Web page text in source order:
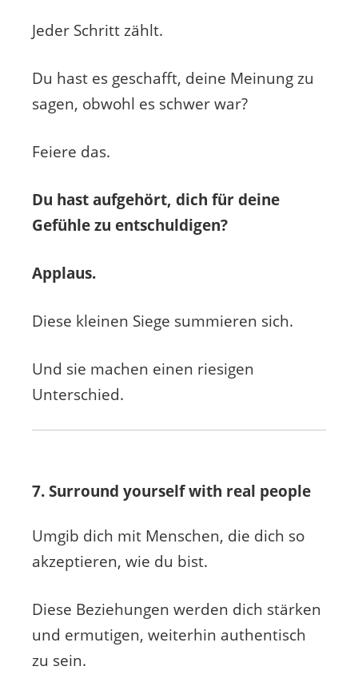
Jeder Schritt zählt.
Du hast es geschafft, deine Meinung zu
sagen, obwohl es schwer war?
Feiere das.
Du hast aufgehört, dich für deine
Gefühle zu entschuldigen?
Applaus.
Diese kleinen Siege summieren sich.
Und sie machen einen riesigen
Unterschied.
7. Surround yourself with real people
Umgib dich mit Menschen, die dich so
akzeptieren, wie du bist.
Diese Beziehungen werden dich stärken
und ermutigen, weiterhin authentisch
zu sein.